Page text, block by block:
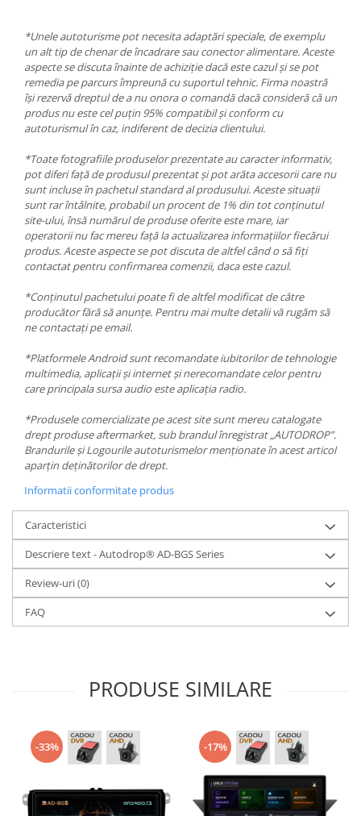
*Unele autoturisme pot necesita adaptări speciale, de exemplu
un alt tip de chenar de încadrare sau conector alimentare. Aceste
aspecte se discuta înainte de achiziție dacă este cazul și se pot
remedia pe parcurs împreună cu suportul tehnic. Firma noastră
își rezervă dreptul de a nu onora o comandă dacă consideră că un
produs nu este cel puțin 95% compatibil și conform cu
autoturismul în caz, indiferent de decizia clientului.
*Toate fotografiile produselor prezentate au caracter informativ,
pot diferi față de produsul prezentat și pot arăta accesorii care nu
sunt incluse în pachetul standard al produsului. Aceste situații
sunt rar întâlnite, probabil un procent de 1% din tot conținutul
site-ului, însă numărul de produse oferite este mare, iar
operatorii nu fac mereu față la actualizarea informațiilor fiecărui
produs. Aceste aspecte se pot discuta de altfel când o să fiți
contactat pentru confirmarea comenzii, daca este cazul.
*Conținutul pachetului poate fi de altfel modificat de către
producător fără să anunțe. Pentru mai multe detalii vă rugăm să
ne contactați pe email.
*Platformele Android sunt recomandate iubitorilor de tehnologie
multimedia, aplicații și internet și nerecomandate celor pentru
care principala sursa audio este aplicația radio.
*Produsele comercializate pe acest site sunt mereu catalogate
drept produse aftermarket, sub brandul înregistrat „AUTODROP”.
Brandurile și Logourile autoturismelor menționate în acest articol
aparțin deținătorilor de drept.
Informatii conformitate produs
Caracteristici
Descriere text - Autodrop® AD-BGS Series
Review-uri(0)
FAQ
PRODUSE SIMILARE
-33% -17%